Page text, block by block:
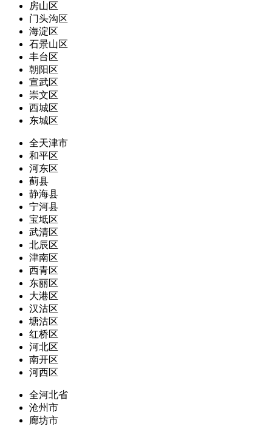
房山区
门头沟区
海淀区
石景山区
丰台区
朝阳区
宣武区
崇文区
西城区
东城区
全天津市
和平区
河东区
蓟县
静海县
宁河县
宝坻区
武清区
北辰区
津南区
西青区
东丽区
大港区
汉沽区
塘沽区
红桥区
河北区
南开区
河西区
全河北省
沧州市
廊坊市